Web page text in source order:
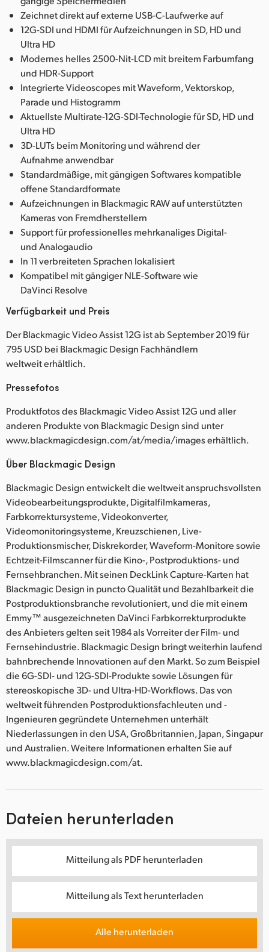
Zeichnet direkt auf externe USB-C-Laufwerke auf
12G-SDI und HDMI für Aufzeichnungen in SD, HD und
Ultra HD
Modernes helles 2500-Nit-LCD mit breitem Farbumfang
und HDR-Support
Integrierte Videoscopes mit Waveform, Vektorskop,
Parade und Histogramm
Aktuellste Multirate-12G-SDI-Technologie für SD, HD und
Ultra HD
3D-LUTs beim Monitoring und während der
Aufnahme anwendbar
Standardmäßige, mit gängigen Softwares kompatible
offene Standardformate
Aufzeichnungen in Blackmagic RAW auf unterstützten
Kameras von Fremdherstellern
Support für professionelles mehrkanaliges Digital-
und Analogaudio
In 11 verbreiteten Sprachen lokalisiert
Kompatibel mit gängiger NLE-Software wie
DaVinci Resolve
Verfügbarkeit und Preis
Der Blackmagic Video Assist 12G ist ab September 2019 für
795 USD bei Blackmagic Design Fachhändlern
weltweit erhältlich.
Pressefotos
Produktfotos des Blackmagic Video Assist 12G und aller
anderen Produkte von Blackmagic Design sind unter
www.blackmagicdesign.com/at/media/images erhältlich.
Über Blackmagic Design
Blackmagic Design entwickelt die weltweit anspruchsvollsten
Videobearbeitungsprodukte, Digitalfilmkameras,
Farbkorrektursysteme, Videokonverter,
Videomonitoringsysteme, Kreuzschienen, Live-
Produktionsmischer, Diskrekorder, Waveform-Monitore sowie
Echtzeit-Filmscanner für die Kino-, Postproduktions- und
Fernsehbranchen. Mit seinen DeckLink Capture-Karten hat
Blackmagic Design in puncto Qualität und Bezahlbarkeit die
Postproduktionsbranche revolutioniert, und die mit einem
Emmy™ ausgezeichneten DaVinci Farbkorrekturprodukte
des Anbieters gelten seit 1984 als Vorreiter der Film- und
Fernsehindustrie. Blackmagic Design bringt weiterhin laufend
bahnbrechende Innovationen auf den Markt. So zum Beispiel
die 6G-SDI- und 12G-SDI-Produkte sowie Lösungen für
stereoskopische 3D- und Ultra-HD-Workflows. Das von
weltweit führenden Postproduktionsfachleuten und -
Ingenieuren gegründete Unternehmen unterhält
Niederlassungen in den USA, Großbritannien, Japan, Singapur
und Australien. Weitere Informationen erhalten Sie auf
www.blackmagicdesign.com/at.
Dateien herunterladen
Mitteilung als PDF herunterladen
Mitteilung als Text herunterladen
Alle herunterladen